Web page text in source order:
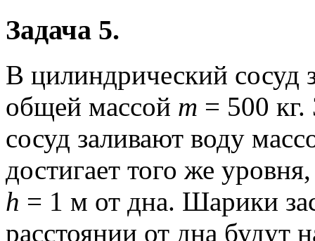
Задача 5.
В цилиндрический сосуд
общей массой m = 500
сосуд заливают воду
достигает того же
h = 1 м от дна. Шарики
расстоянии от дна будут